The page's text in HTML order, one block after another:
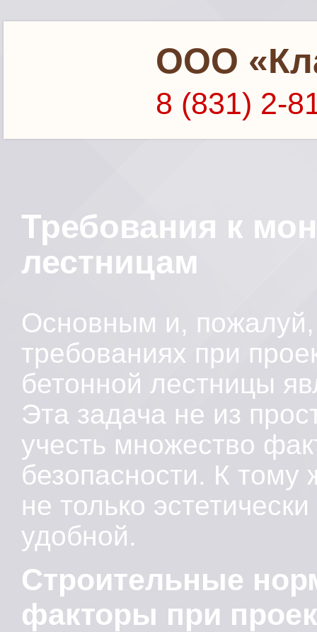
ООО
8 (831) 2-
Требования к
лестницам
Основным и,
требованиях при
бетонной лестницы
Эта задача не из
учесть множество
безопасности. К
не только
удобной.
Строительные
факторы при